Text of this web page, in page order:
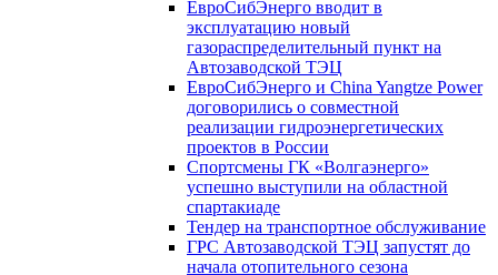
ЕвроСибЭнерго вводит в
эксплуатацию новый
газораспределительный пункт на
Автозаводской ТЭЦ
ЕвроСибЭнерго и China Yangtze Power
договорились о совместной
реализации гидроэнергетических
проектов в России
Спортсмены ГК «Волгаэнерго»
успешно выступили на областной
спартакиаде
Тендер на транспортное обслуживание
ГРС Автозаводской ТЭЦ запустят до
начала отопительного сезона